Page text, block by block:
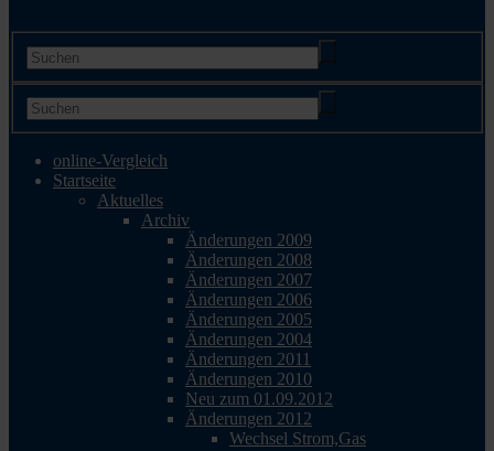
online-Vergleich
Startseite
Aktuelles
Archiv
Änderungen 2009
Änderungen 2008
Änderungen 2007
Änderungen 2006
Änderungen 2005
Änderungen 2004
Änderungen 2011
Änderungen 2010
Neu zum 01.09.2012
Änderungen 2012
Wechsel Strom,Gas